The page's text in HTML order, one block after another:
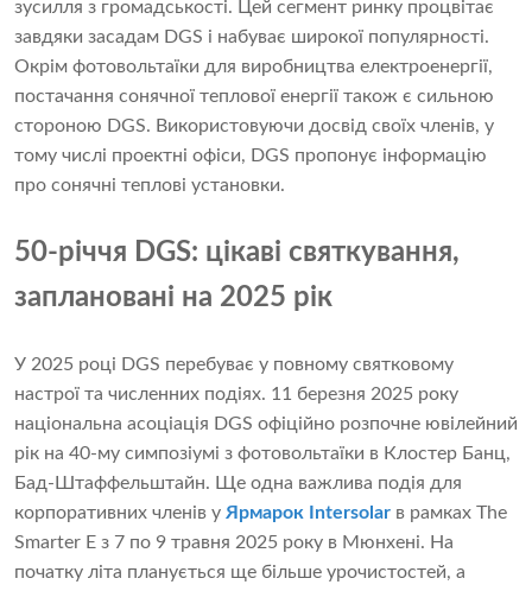
зусилля з громадськості. Цей сегмент ринку процвітає
завдяки засадам DGS і набуває широкої популярності.
Окрім фотовольтаїки для виробництва електроенергії,
постачання сонячної теплової енергії також є сильною
стороною DGS. Використовуючи досвід своїх членів, у
тому числі проектні офіси, DGS пропонує інформацію
про сонячні теплові установки.
50-річчя DGS: цікаві святкування,
заплановані на 2025 рік
У 2025 році DGS перебуває у повному святковому
настрої та численних подіях. 11 березня 2025 року
національна асоціація DGS офіційно розпочне ювілейний
рік на 40-му симпозіумі з фотовольтаїки в Клостер Банц,
Бад-Штаффельштайн. Ще одна важлива подія для
корпоративних членів у Ярмарок Intersolar в рамках The
Smarter E з 7 по 9 травня 2025 року в Мюнхені. На
початку літа планується ще більше урочистостей, а